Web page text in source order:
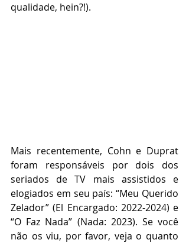
qualidade, hein?!).
Mais recentemente, Cohn e Duprat
foram responsáveis por dois dos
seriados de TV mais assistidos e
elogiados em seu país: “Meu Querido
Zelador” (El Encargado: 2022-2024) e
“O Faz Nada” (Nada: 2023). Se você
não os viu, por favor, veja o quanto